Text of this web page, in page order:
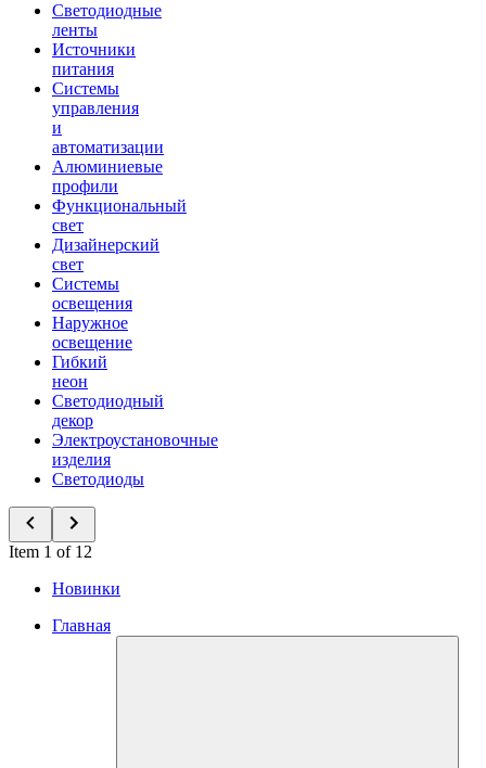
Светодиодные
ленты
Источники
питания
Системы
управления
и
автоматизации
Алюминиевые
профили
Функциональный
свет
Дизайнерский
свет
Системы
освещения
Наружное
освещение
Гибкий
неон
Светодиодный
декор
Электроустановочные
изделия
Светодиоды
Item 1 of 12
Новинки
Главная